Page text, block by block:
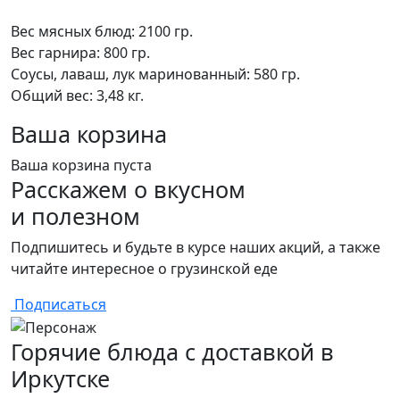
Вес мясных блюд: 2100 гр.
Вес гарнира: 800 гр.
Соусы, лаваш, лук маринованный: 580 гр.
Общий вес: 3,48 кг.
Ваша корзина
Ваша корзина пуста
Расскажем о вкусном
и полезном
Подпишитесь и будьте в курсе наших акций, а также
читайте интересное о грузинской еде
Подписаться
Горячие блюда с доставкой в
Иркутске